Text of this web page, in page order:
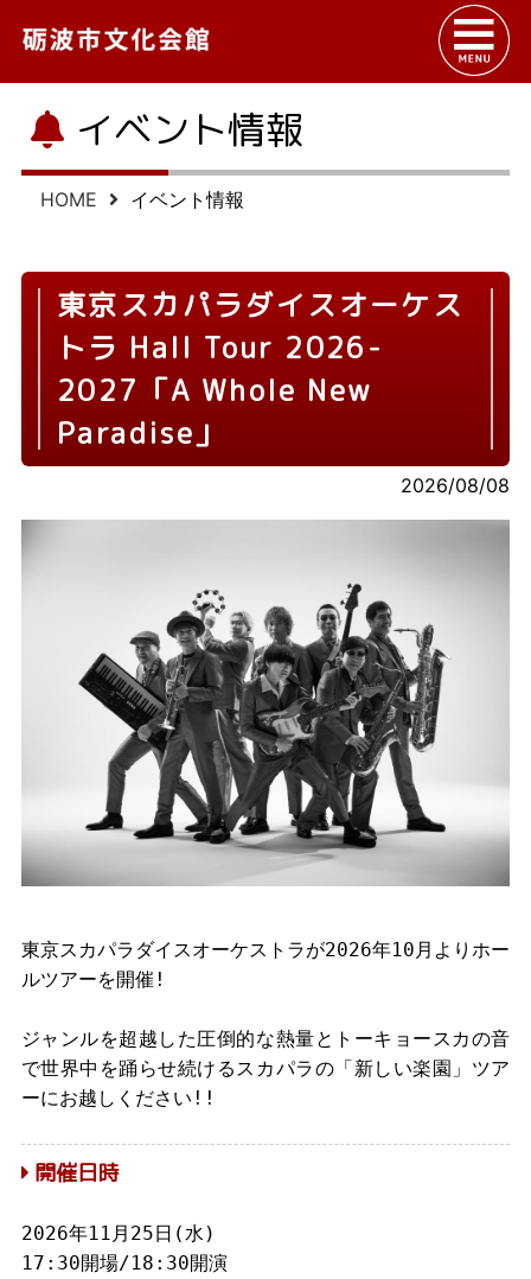
イベント情報
HOME イベント情報
東京スカパラダイスオーケス
トラ Hall Tour 2026-
2027「A Whole New
Paradise」
2026/08/08
東京スカパラダイスオーケストラが2026年10月よりホー
ルツアーを開催!
ジャンルを超越した圧倒的な熱量とトーキョースカの音
で世界中を踊らせ続けるスカパラの「新しい楽園」ツア
ーにお越しください!!
開催日時
2026年11月25日(水)
17:30開場/18:30開演